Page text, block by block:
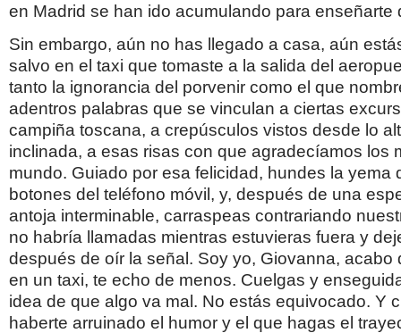
en Madrid se han ido acumulando para enseñarte
Sin embargo, aún no has llegado a casa, aún
salvo en el taxi que tomaste a la salida del
tanto la ignorancia del porvenir como el que
adentros palabras que se vinculan a ciertas
campiña toscana, a crepúsculos vistos desde lo
inclinada, a esas risas con que agradecíamos los
mundo. Guiado por esa felicidad, hundes la yema
botones del teléfono móvil, y, después de una
antoja interminable, carraspeas contrariando
no habría llamadas mientras estuvieras fuera y
después de oír la señal. Soy yo, Giovanna, acabo
en un taxi, te echo de menos. Cuelgas y
idea de que algo va mal. No estás equivocado. Y
haberte arruinado el humor y el que hagas el